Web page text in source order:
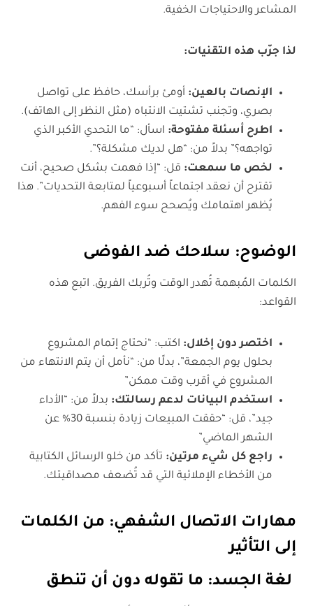
المشاعر والاحتياجات الخفية.
لذا جرّب هذه التقنيات:
الإنصات بالعين: أومئ برأسك، حافظ على تواصل
بصري، وتجنب تشتيت الانتباه (مثل النظر إلى الهاتف).
اطرح أسئلة مفتوحة: اسأل: “ما التحدي الأكبر الذي
تواجهه؟” بدلاً من: “هل لديك مشكلة؟”.
لخص ما سمعت: قل: “إذا فهمت بشكل صحيح، أنت
تقترح أن نعقد اجتماعاً أسبوعياً لمتابعة التحديات”. هذا
يُظهر اهتمامك ويُصحح سوء الفهم.
الوضوح: سلاحك ضد الفوضى
الكلمات المُبهمة تُهدر الوقت وتُربك الفريق. اتبع هذه
القواعد:
اختصر دون إخلال: اكتب: “نحتاج إتمام المشروع
بحلول يوم الجمعة”، بدلًا من: “نأمل أن يتم الانتهاء من
المشروع في أقرب وقت ممكن”
استخدم البيانات لدعم رسالتك: بدلاً من: “الأداء
جيد”، قل: “حققت المبيعات زيادة بنسبة 30% عن
الشهر الماضي”
راجع كل شيء مرتين: تأكد من خلو الرسائل الكتابية
من الأخطاء الإملائية التي قد تُضعف مصداقيتك.
مهارات الاتصال الشفهي: من الكلمات
إلى التأثير
لغة الجسد: ما تقوله دون أن تنطق